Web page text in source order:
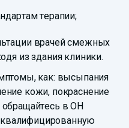
терапии;
врачей смежных
из здания клиники.
как: высыпания
кожи, покраснение
обращайтесь в ОН